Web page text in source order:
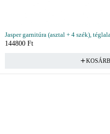
Jasper garnitúra (asztal + 4 szék),
144800 Ft